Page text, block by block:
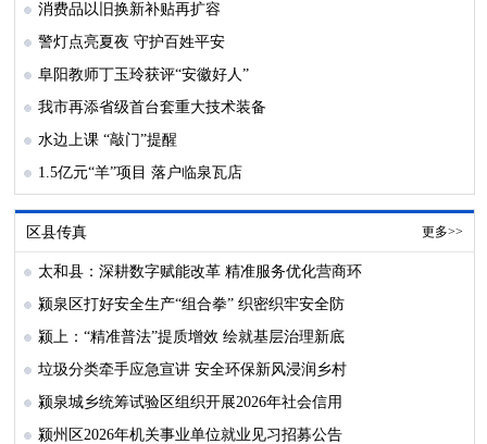
消费品以旧换新补贴再扩容
警灯点亮夏夜 守护百姓平安
阜阳教师丁玉玲获评“安徽好人”
我市再添省级首台套重大技术装备
水边上课 “敲门”提醒
1.5亿元“羊”项目 落户临泉瓦店
更多>>
区县传真
太和县：深耕数字赋能改革 精准服务优化营商环
颍泉区打好安全生产“组合拳” 织密织牢安全防
颍上：“精准普法”提质增效 绘就基层治理新底
垃圾分类牵手应急宣讲 安全环保新风浸润乡村
颍泉城乡统筹试验区组织开展2026年社会信用
颍州区2026年机关事业单位就业见习招募公告